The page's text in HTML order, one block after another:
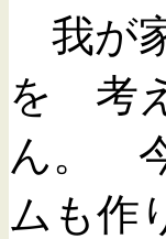
我が
を 考
ん。
ムも作